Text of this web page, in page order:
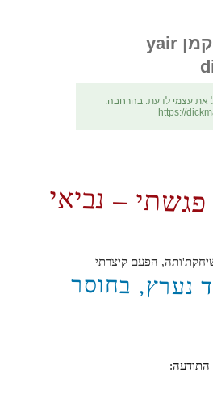
יאיר דיקמן yair
את עצמי לדעת. בהרחבה:
https://
– נביאי
הפעם קיצרתי
נערץ, בחוסר
התודעה: